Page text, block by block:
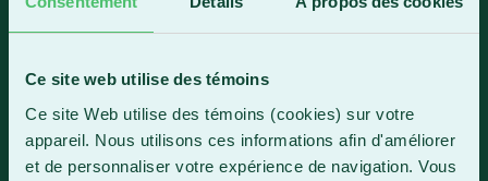
Ce site web utilise des témoins
Ce site Web utilise des témoins (cookies) sur votre
appareil. Nous utilisons ces informations afin d'améliorer
et de personnaliser votre expérience de navigation. Vous
Sainte-Marie
1150, boul. Vachon Nord
Sainte-Marie (Québec) G6E 0R1
Horaire de la réception